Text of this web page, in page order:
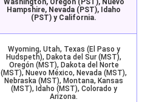
Washington, Oregón (PST), Nuevo
Hampshire, Nevada (PST), Idaho
(PST) y California.
Wyoming, Utah, Texas (El Paso y
Hudspeth), Dakota del Sur (MST),
Oregón (MST), Dakota del Norte
(MST), Nuevo México, Nevada (MST),
Nebraska (MST), Montana, Kansas
(MST), Idaho (MST), Colorado y
Arizona.